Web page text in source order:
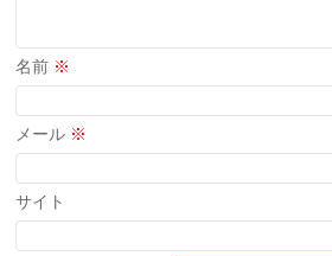
名前 ※
メール ※
サイト